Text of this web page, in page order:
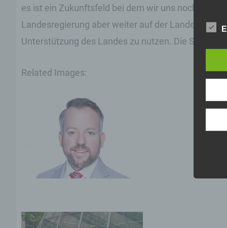
es ist ein Zukunftsfeld bei dem wir uns noch
Landesregierung aber weiter auf der
Unterstützung des Landes zu nutzen. Die Stadt
Related Images: